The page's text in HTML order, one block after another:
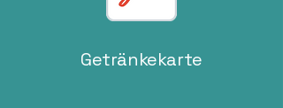
Getränkekarte